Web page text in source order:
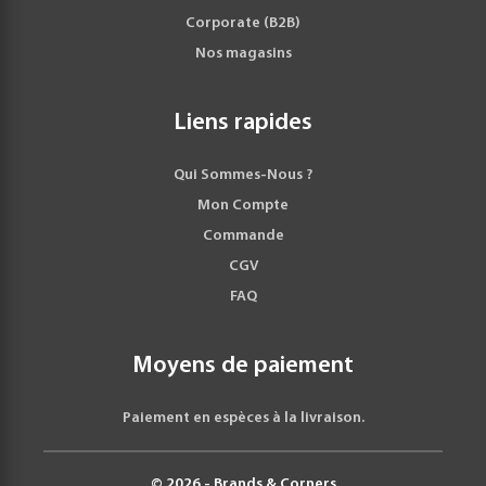
Corporate (B2B)
Nos magasins
Liens rapides
Qui Sommes-Nous ?
Mon Compte
Commande
CGV
FAQ
Moyens de paiement
Paiement en espèces à la livraison.